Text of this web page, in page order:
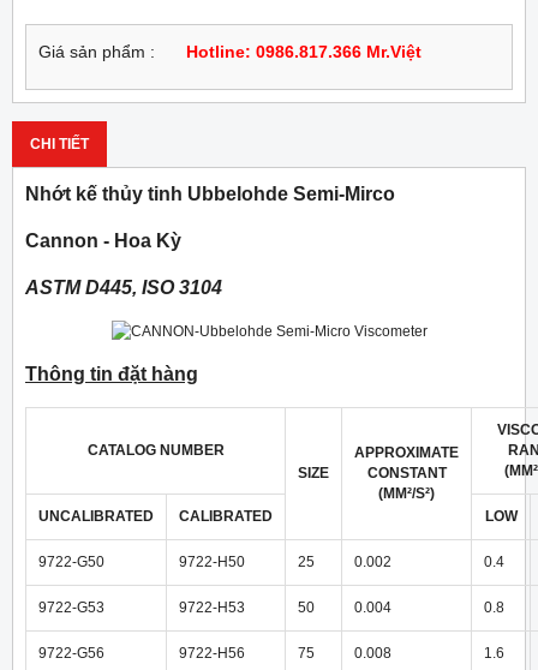
Giá sản phẩm : Hotline: 0986.817.366 Mr.Việt
CHI TIẾT
Nhớt kế thủy tinh Ubbelohde Semi-Mirco
Cannon - Hoa Kỳ
ASTM D445, ISO 3104
Thông tin đặt hàng
CATALOG NUMBER
SIZE
APPROXIMATE
CONSTANT
(MM²/S²)
UNCALIBRATED CALIBRATED LOW
9722-G50 9722-H50 25 0.002 0.4
9722-G53 9722-H53 50 0.004 0.8
9722-G56 9722-H56 75 0.008 1.6